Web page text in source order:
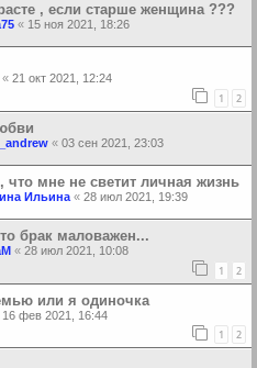
, если старше женщина ???
« 15 ноя 2021, 18:26
« 21 окт 2021, 12:24
1 2
« 03 сен 2021, 23:03
мне не светит личная жизнь
Ильина « 28 июл 2021, 19:39
брак маловажен...
« 28 июл 2021, 10:08
1 2
или я одиночка
16 фев 2021, 16:44
1 2